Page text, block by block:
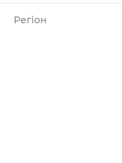
Регіон